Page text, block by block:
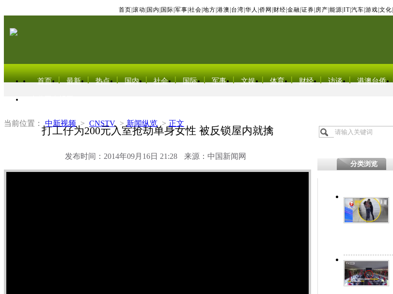
首页 滚动 国内 国际 军事 社会 地方 港澳 台湾 华人 侨网 财经 金融 证券 房产 能源 IT| 汽车 游戏 文化
首页 最新 热点 国内 社会 国际 军事 文娱 体育 财经 访谈 港澳台侨
当前位置： 中新视频 > CNSTV > 新闻纵览 > 正文
打工仔为200元入室抢劫单身女性 被反锁屋内就擒
发布时间：2014年09月16日 21:28 来源：中国新闻网
分类浏览